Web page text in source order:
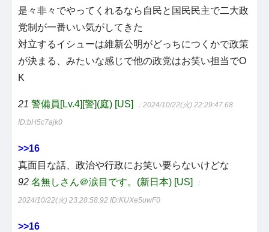
是々非々でやってくれるなら自民と国民民主で二大政
党制が一番いい気がしてきた
対立するイシューは維新公明がどっちにつくかで政策
が決まる、みたいな感じで他の政党はお笑い担当でO
K
21 警備員[Lv.4][警](庭) [US] ：2024/10/22(火) 22:29:47.68
ID:bH5c7ajk0
>>16
真面目な話、政治や行政にお笑い要らないけどな
92 名無しさん＠涙目です。(新日本) [US] ：
2024/10/22(火) 23:28:58.92 ID:KUXe5uwF0
>>16